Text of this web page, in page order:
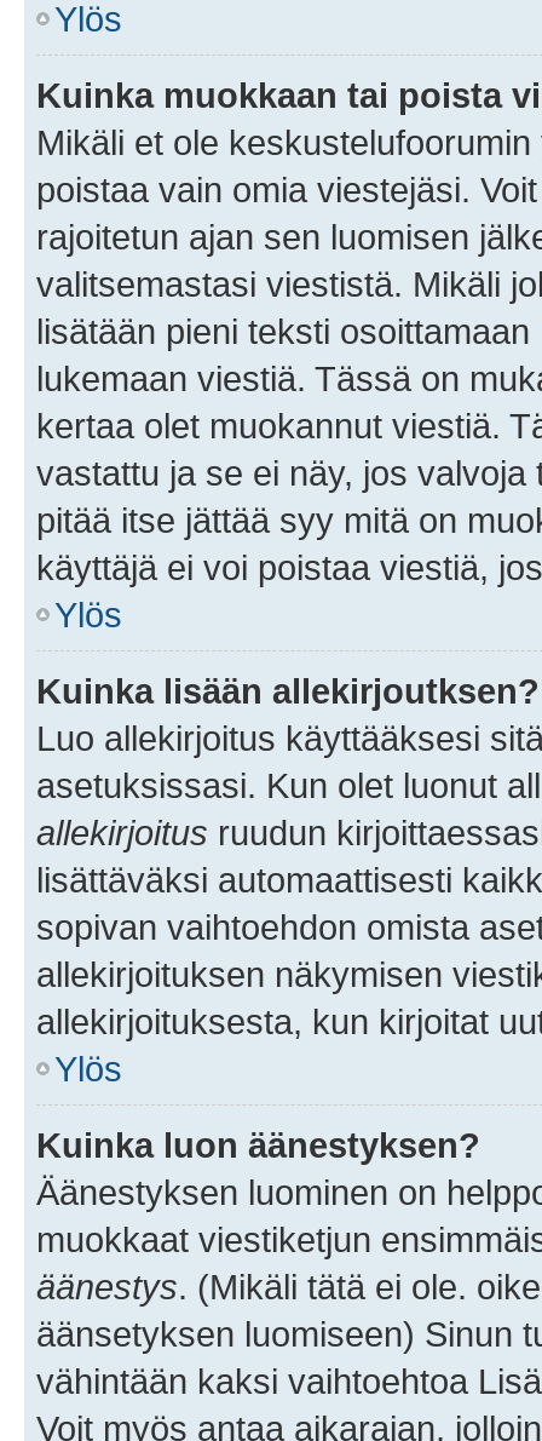
Ylös
Kuinka muokkaan tai poista
Mikäli et ole
poistaa vain omia viestejäsi.
rajoitetun ajan sen luomisen
valitsemastasi viestistä. Mikäli
lisätään pieni teksti
lukemaan viestiä. Tässä on
kertaa olet muokannut viestiä.
vastattu ja se ei näy, jos
pitää itse jättää syy mitä on
käyttäjä ei voi poistaa viestiä,
Ylös
Kuinka lisään allekirjoutksen?
Luo allekirjoitus käyttääksesi
asetuksissasi. Kun olet luonut
allekirjoitus ruudun
lisättäväksi automaattisesti
sopivan vaihtoehdon omista
allekirjoituksen näkymisen
allekirjoituksesta, kun kirjoitat
Ylös
Kuinka luon äänestyksen?
Äänestyksen luominen on
muokkaat viestiketjun
äänestys. (Mikäli tätä ei ole.
äänsetyksen luomiseen) Sinun
vähintään kaksi vaihtoehtoa
Voit myös antaa aikarajan,